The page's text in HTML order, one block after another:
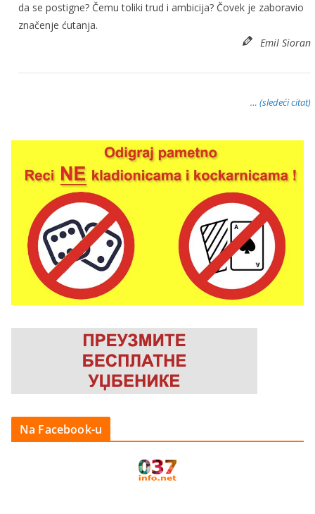
da se postigne? Čemu toliki trud i ambicija? Čovek je zaboravio
značenje ćutanja.
Emil Sioran
… (sledeći citat)
Na Facebook-u